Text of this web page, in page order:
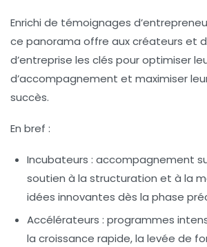
Enrichi de témoignages
ce panorama offre aux créateurs et
d’entreprise les clés pour optimiser
d’accompagnement et maximiser
succès.
En bref :
Incubateurs : accompagnement
soutien à la structuration et à la
idées innovantes dès la phase
Accélérateurs : programmes
la croissance rapide, la levée de